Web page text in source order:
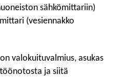
sähkömittariin)
(vesiennakko
valokuituvalmius, asukas
ja siitä